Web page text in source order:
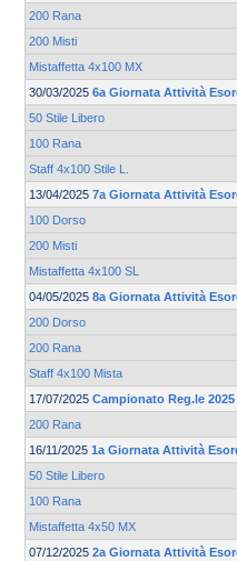
200 Rana
200 Misti
Mistaffetta 4x100 MX
30/03/2025 6a Giornata Attività
50 Stile Libero
100 Rana
Staff 4x100 Stile L.
13/04/2025 7a Giornata Attività
100 Dorso
200 Misti
Mistaffetta 4x100 SL
04/05/2025 8a Giornata Attività
200 Dorso
200 Rana
Staff 4x100 Mista
17/07/2025 Campionato Reg.le
200 Rana
16/11/2025 1a Giornata Attività
50 Stile Libero
100 Rana
Mistaffetta 4x50 MX
07/12/2025 2a Giornata Attività